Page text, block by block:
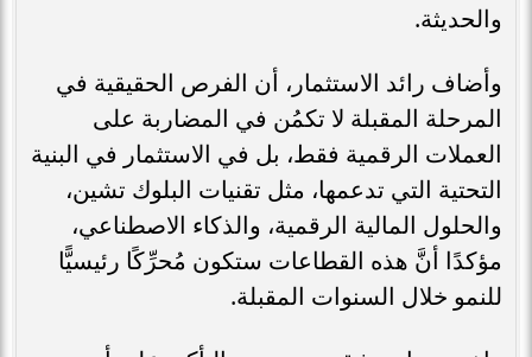
والحديثة.
وأضاف رائد الاستثمار، أن الفرص الحقيقية في
المرحلة المقبلة لا تكمُن في المضاربة على
العملات الرقمية فقط، بل في الاستثمار في البنية
التحتية التي تدعمها، مثل تقنيات البلوك تشين،
والحلول المالية الرقمية، والذكاء الاصطناعي،
مؤكدًا أنَّ هذه القطاعات ستكون مُحرِّكًا رئيسيًّا
للنمو خلال السنوات المقبلة.